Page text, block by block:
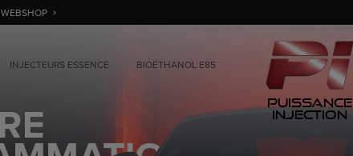
WEBSHOP
Puissance
Injection
INJECTEURS ESSENCE BIOÉTHANOL E85